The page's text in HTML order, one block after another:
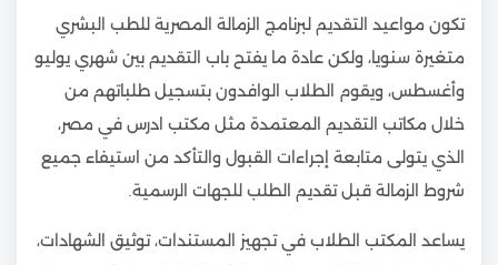
تكون مواعيد التقديم لبرنامج الزمالة المصرية للطب البشري
متغيرة سنويا، ولكن عادة ما يفتح باب التقديم بين شهري يوليو
وأغسطس، ويقوم الطلاب الوافدون بتسجيل طلباتهم من
خلال مكاتب التقديم المعتمدة مثل مكتب ادرس في مصر،
الذي يتولى متابعة إجراءات القبول والتأكد من استيفاء جميع
شروط الزمالة قبل تقديم الطلب للجهات الرسمية.
يساعد المكتب الطلاب في تجهيز المستندات، توثيق الشهادات،